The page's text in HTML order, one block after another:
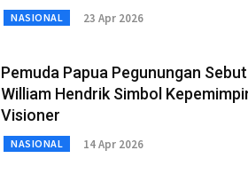
NASIONAL 23 Apr 2026
Pemuda Papua Pegunungan Sebut
William Hendrik Simbol
Visioner
NASIONAL 14 Apr 2026